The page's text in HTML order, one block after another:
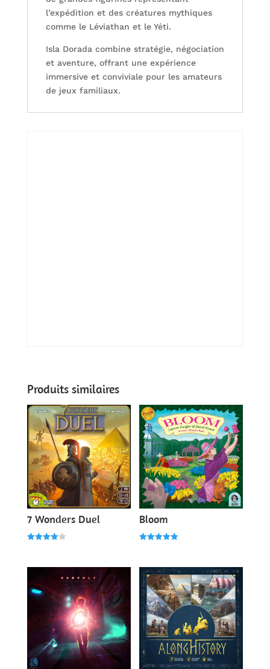
l’expédition et des créatures mythiques
comme le Léviathan et le Yéti.
Isla Dorada combine stratégie, négociation
et aventure, offrant une expérience
immersive et conviviale pour les amateurs
de jeux familiaux.
Produits similaires
7 Wonders Duel Bloom